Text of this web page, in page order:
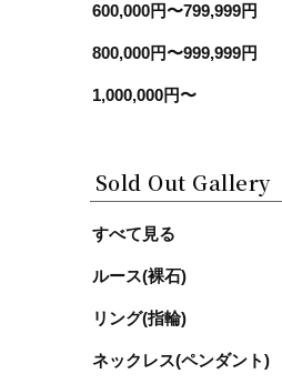
600,000円〜799,999円
800,000円〜999,999円
1,000,000円〜
Sold Out Gallery
すべて見る
ルース(裸石)
リング(指輪)
ネックレス(ペンダント)